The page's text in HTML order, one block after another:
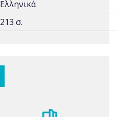
Ελληνικά
213 σ.